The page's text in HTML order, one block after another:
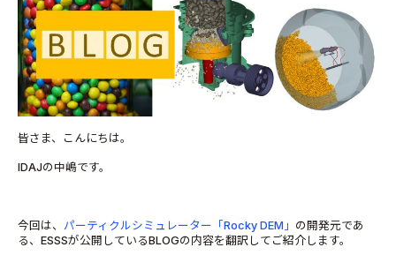
皆さま、こんにちは。
IDAJの中嶋です。
今回は、 パーティクルシミュレーター「Rocky DEM」 の開発元であ
る、ESSSが公開しているBLOGの内容を翻訳してご紹介します。